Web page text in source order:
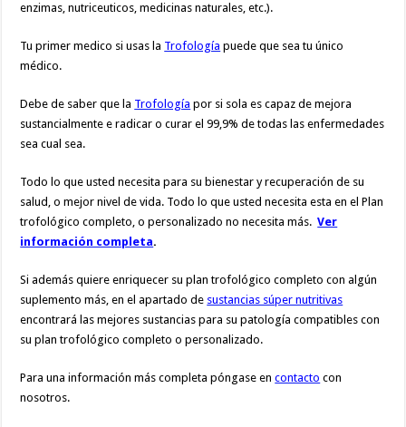
enzimas, nutriceuticos, medicinas naturales, etc.).
Tu primer medico si usas la Trofología puede que sea tu único
médico.
Debe de saber que la Trofología por si sola es capaz de mejora
sustancialmente e radicar o curar el 99,9% de todas las enfermedades
sea cual sea.
Todo lo que usted necesita para su bienestar y recuperación de su
salud, o mejor nivel de vida. Todo lo que usted necesita esta en el Plan
trofológico completo, o personalizado no necesita más.Ver
información completa.
Si además quiere enriquecer su plan trofológico completo con algún
suplemento más, en el apartado de sustancias súper nutritivas
encontrará las mejores sustancias para su patología compatibles con
su plan trofológico completo o personalizado.
Para una información más completa póngase encontacto con
nosotros.